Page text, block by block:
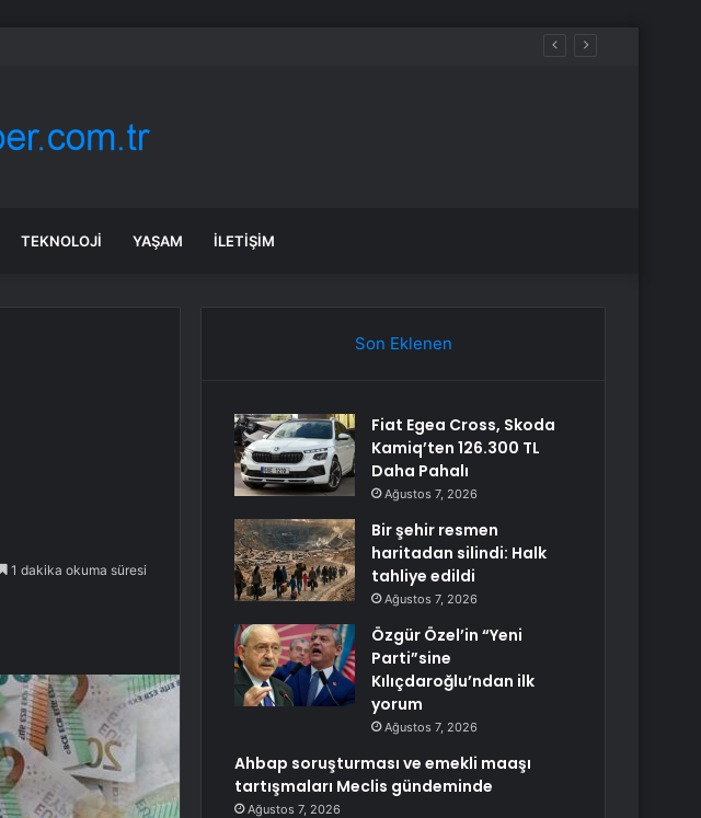
TEKNOLOJI YAŞAM İLETIŞIM
1 dakika okuma süresi
Son Eklenen
Fiat Egea Cross, Skoda
Kamiq’ten 126.300 TL
Daha Pahalı
Ağustos 7, 2026
Bir şehir resmen
haritadan silindi: Halk
tahliye edildi
Ağustos 7, 2026
Özgür Özel’in “Yeni
Parti”sine
Kılıçdaroğlu’ndan ilk
yorum
Ağustos 7, 2026
Ahbap soruşturması ve emekli maaşı
tartışmaları Meclis gündeminde
Ağustos 7, 2026